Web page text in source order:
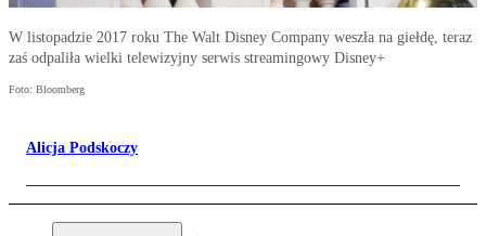
W listopadzie 2017 roku The Walt Disney Company weszła na giełdę, teraz
zaś odpaliła wielki telewizyjny serwis streamingowy Disney+
Foto: Bloomberg
Alicja Podskoczy